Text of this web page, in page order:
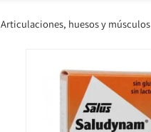
Articulaciones, huesos y músculos